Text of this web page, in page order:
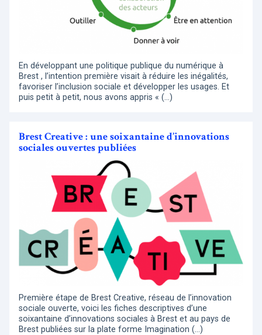
En développant une politique publique du numérique à
Brest , l’intention première visait à réduire les inégalités,
favoriser l’inclusion sociale et développer les usages. Et
puis petit à petit, nous avons appris « (…)
Brest Creative : une soixantaine d’innovations
sociales ouvertes publiées
Première étape de Brest Creative, réseau de l’innovation
sociale ouverte, voici les fiches descriptives d’une
soixantaine d’innovations sociales à Brest et au pays de
Brest publiées sur la plate forme Imagination (…)